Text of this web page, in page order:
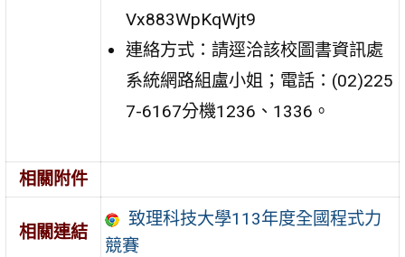
Vx883WpKqWjt9
連絡方式：請逕洽該校圖書資訊處
系統網路組盧小姐；電話：(02)225
7-6167分機1236、1336。
相關附件
相關連結
致理科技大學113年度全國程式力
競賽